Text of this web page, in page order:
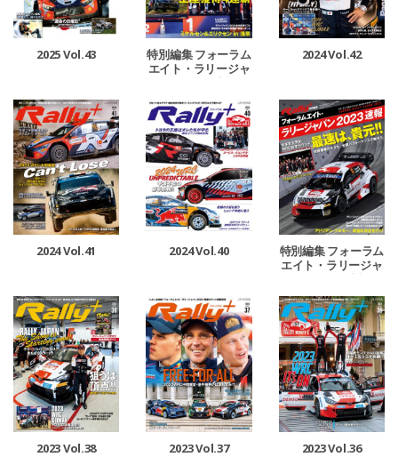
2025 Vol.43
特別編集 フォーラム
エイト・ラリージャ
パン 2024 速報
2024 Vol.42
2024 Vol.41 2024 Vol.40
特別編集 フォーラム
エイト・ラリージャ
2023 Vol.38 2023 Vol.37 2023 Vol.36